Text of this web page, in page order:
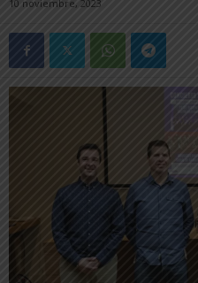
10 noviembre, 2023